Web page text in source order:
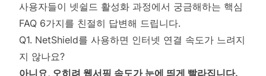
사용자들이 넷쉴드 활성화 과정에서 궁금해하는 핵심
FAQ 6가지를 친절히 답변해 드립니다.
Q1. NetShield를 사용하면 인터넷 연결 속도가 느려지
지 않나요?
아니요, 오히려 웹서핑 속도가 눈에 띄게 빨라집니다.